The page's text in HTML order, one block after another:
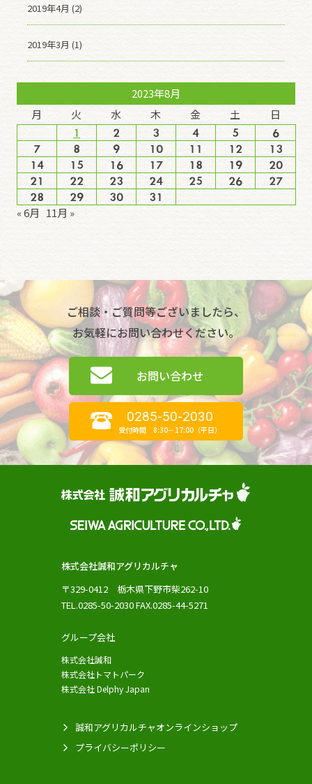
2019年4月 (2)
2019年3月 (1)
2023年8月
月
火 水 木 金 土 日
1 2 3 4 5
6
7
8 9 10 11 12
13
14
15 16 17 18 19
20
21
22 23 24 25 26
27
28
29 30 31
« 6月 11月 »
ご相談・ご質問等ございましたら、
お気軽にお問い合わせください。
お問い合わせ
0285-50-2030
受付時間 8:30－17:00（平日）
株式会社誠和アグリカルチャ
〒329-0412 栃木県下野市柴262-10
TEL.0285-50-2030 FAX.0285-44-5271
グループ会社
株式会社誠和
株式会社トマトパーク
株式会社 Delphy Japan
誠和アグリカルチャオンラインショップ
プライバシーポリシー